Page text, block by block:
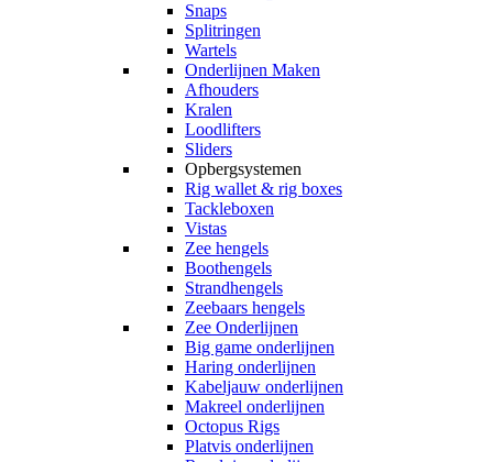
Snaps
Splitringen
Wartels
Onderlijnen Maken
Afhouders
Kralen
Loodlifters
Sliders
Opbergsystemen
Rig wallet & rig boxes
Tackleboxen
Vistas
Zee hengels
Boothengels
Strandhengels
Zeebaars hengels
Zee Onderlijnen
Big game onderlijnen
Haring onderlijnen
Kabeljauw onderlijnen
Makreel onderlijnen
Octopus Rigs
Platvis onderlijnen